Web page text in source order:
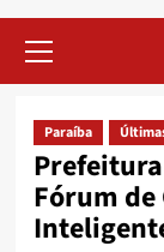
Menu
Paraíba
Fórum